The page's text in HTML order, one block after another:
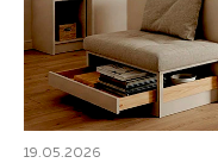
19.05.2026